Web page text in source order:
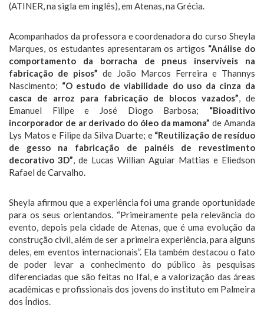
(ATINER, na sigla em inglês), em Atenas, na Grécia.
Acompanhados da professora e coordenadora do curso Sheyla
Marques, os estudantes apresentaram os artigos “Análise do
comportamento da borracha de pneus inservíveis na
fabricação de pisos” de João Marcos Ferreira e Thannys
Nascimento; “O estudo de viabilidade do uso da cinza da
casca de arroz para fabricação de blocos vazados”, de
Emanuel Filipe e José Diogo Barbosa; “Bioaditivo
incorporador de ar derivado do óleo da mamona” de Amanda
Lys Matos e Filipe da Silva Duarte; e “Reutilização de resíduo
de gesso na fabricação de painéis de revestimento
decorativo 3D”, de Lucas Willian Aguiar Mattias e Eliedson
Rafael de Carvalho.
Sheyla afirmou que a experiência foi uma grande oportunidade
para os seus orientandos. “Primeiramente pela relevância do
evento, depois pela cidade de Atenas, que é uma evolução da
construção civil, além de ser a primeira experiência, para alguns
deles, em eventos internacionais”. Ela também destacou o fato
de poder levar a conhecimento do público às pesquisas
diferenciadas que são feitas no Ifal, e a valorização das áreas
acadêmicas e profissionais dos jovens do instituto em Palmeira
dos Índios.